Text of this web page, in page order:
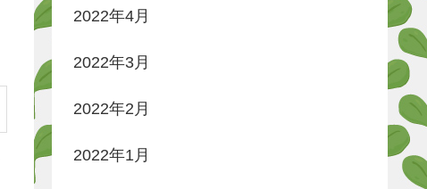
2022年4月
2022年3月
2022年2月
2022年1月